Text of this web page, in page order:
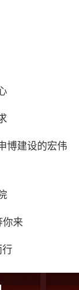
博建设的宏伟
你来
行